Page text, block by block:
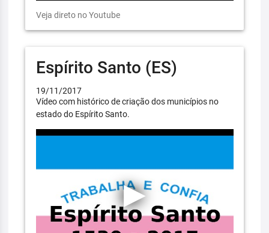
Veja direto no Youtube
Espírito Santo (ES)
19/11/2017
Vídeo com histórico de criação dos municípios no
estado do Espírito Santo.